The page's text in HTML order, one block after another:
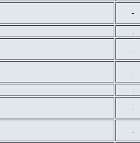
-
.
.
.
.
.
.